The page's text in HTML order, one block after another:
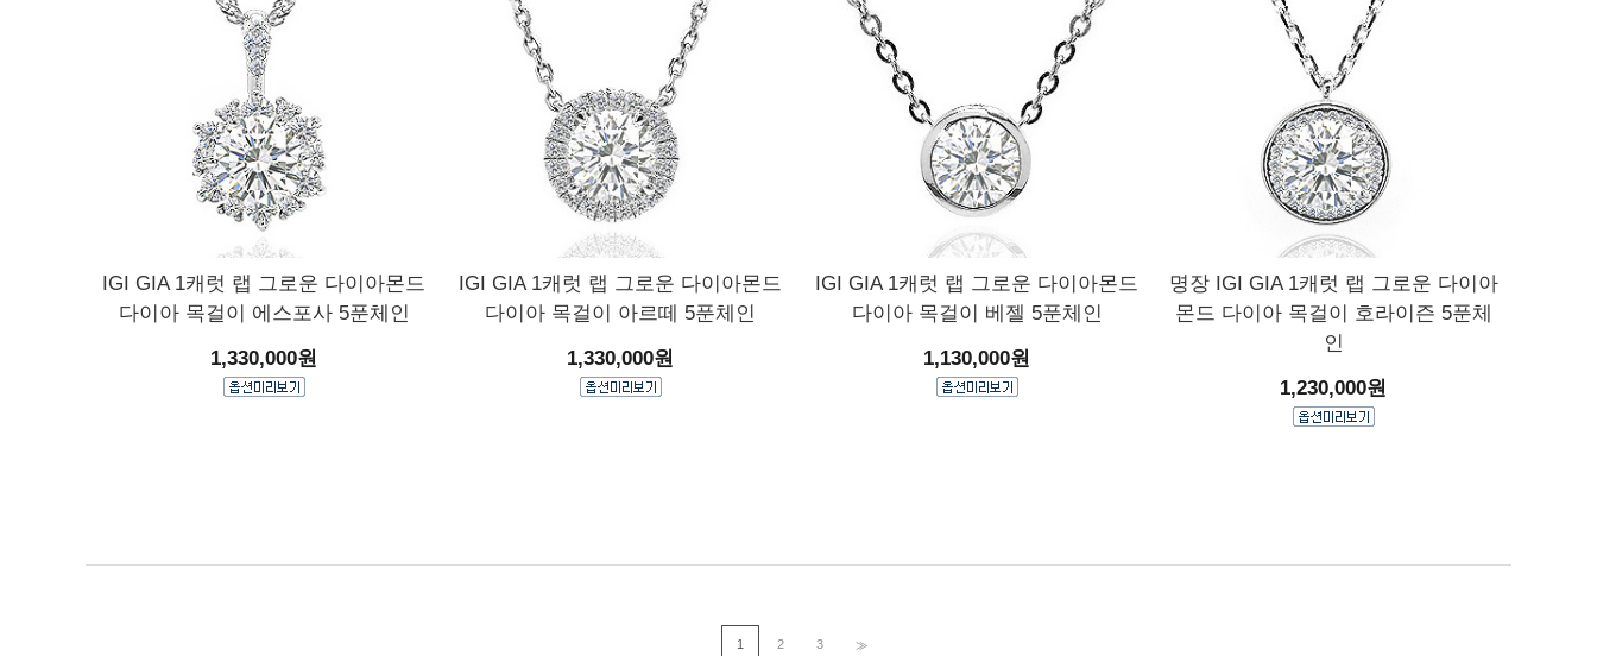
IGI GIA 1캐럿 랩 그로운 다이아몬드
다이아 목걸이 에스포사 5푼체인
1,330,000원
IGI GIA 1캐럿 랩 그로운 다이아몬드
다이아 목걸이 아르떼 5푼체인
1,330,000원
IGI GIA 1캐럿 랩 그로운 다이아몬드
다이아 목걸이 베젤 5푼체인
1,130,000원
명장 IGI GIA 1캐럿 랩 그로운 다이아
몬드 다이아 목걸이 호라이즌 5푼체
인
1,230,000원
1 2 3 >>